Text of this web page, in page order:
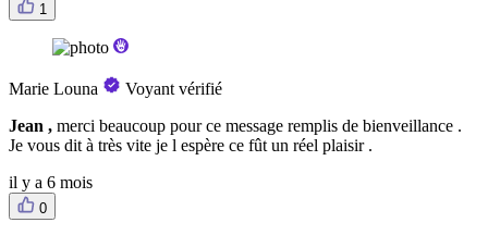
1
Marie Louna
Voyant vérifié
Jean , merci beaucoup pour ce message remplis de bienveillance .
Je vous dit à très vite je l espère ce fût un réel plaisir .
il y a 6 mois
0